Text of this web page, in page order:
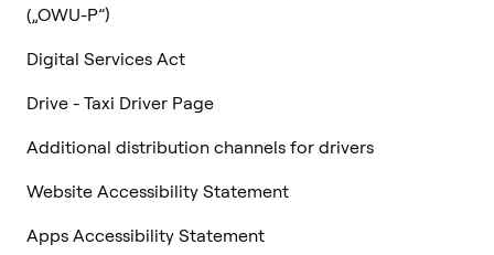
(„OWU-P”)
Digital Services Act
Drive - Taxi Driver Page
Additional distribution channels for drivers
Website Accessibility Statement
Apps Accessibility Statement